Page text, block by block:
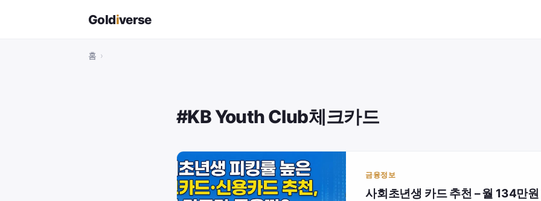
Goldiverse
홈 ›
#KB Youth Club체크카드
금융정보
사회초년생 카드 추천 – 월 134만